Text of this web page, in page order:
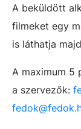
A beküldött
filmeket egy
is láthatja
A maximum 5
a szervezők: